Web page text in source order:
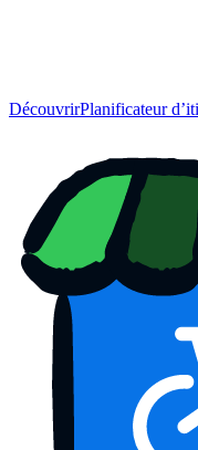
DécouvrirPlanificateur